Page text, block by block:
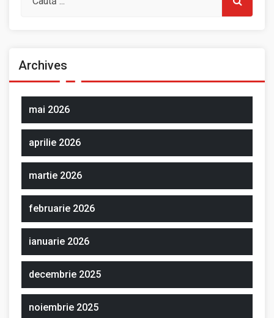
Archives
mai 2026
aprilie 2026
martie 2026
februarie 2026
ianuarie 2026
decembrie 2025
noiembrie 2025